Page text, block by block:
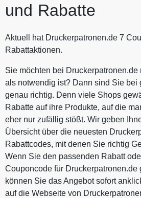
und Rabatte
Aktuell hat Druckerpatronen.de 7
Rabattaktionen.
Sie möchten bei Druckerpatronen.de
als notwendig ist? Dann sind Sie bei
genau richtig. Denn viele Shops
Rabatte auf ihre Produkte, auf die
eher nur zufällig stößt. Wir geben
Übersicht über die neuesten
Rabattcodes, mit denen Sie richtig
Wenn Sie den passenden Rabatt
Couponcode für Druckerpatronen.de
können Sie das Angebot sofort
auf die Webseite von